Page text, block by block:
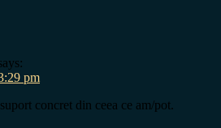
pm
concret din ceea ce am/pot.